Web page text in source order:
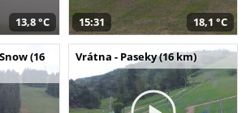
13,8 °C 15:31 18,1 °C
(16
Vrátna - Paseky (16 km)